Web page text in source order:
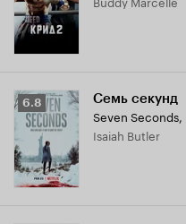
6.7
Рейтинг
Кинопоиска
6.8
6.8 Семь секунд
Seven Seconds,
Isaiah Butler